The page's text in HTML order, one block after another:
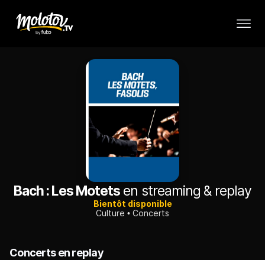
Bach : Les Motets en streaming & replay
Bientôt disponible
Culture
Concerts
Concerts en replay